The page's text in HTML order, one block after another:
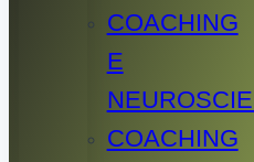
COACHING
E
COACHING